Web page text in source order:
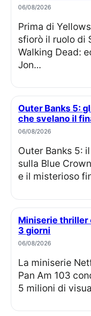
06/08/2026
Prima di Yellowstone, Taylor Sheridan
sfiorò il ruolo di
Walking Dead:
Jon...
Outer Banks 5: gli indizi nascosti nel trailer
che svelano il
06/08/2026
Outer Banks 5: il trailer svela nuovi indizi
sulla Blue
e il misterioso
Miniserie thriller conquista la top 10 in soli
3 giorni
06/08/2026
La miniserie Netflix La Bomba sul volo
Pan Am 103
5 milioni di